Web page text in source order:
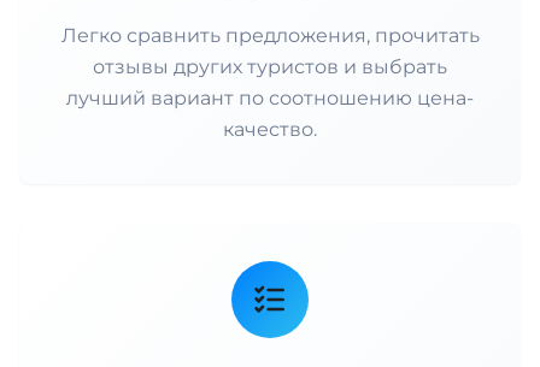
Легко сравнить предложения, прочитать
отзывы других туристов и выбрать
лучший вариант по соотношению цена-
качество.